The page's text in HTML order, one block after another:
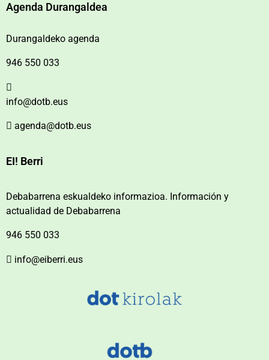
Agenda Durangaldea
Durangaldeko agenda
946 550 033
info@dotb.eus
agenda@dotb.eus
EI! Berri
Debabarrena eskualdeko informazioa. Información y
actualidad de Debabarrena
946 550 033
info@eiberri.eus